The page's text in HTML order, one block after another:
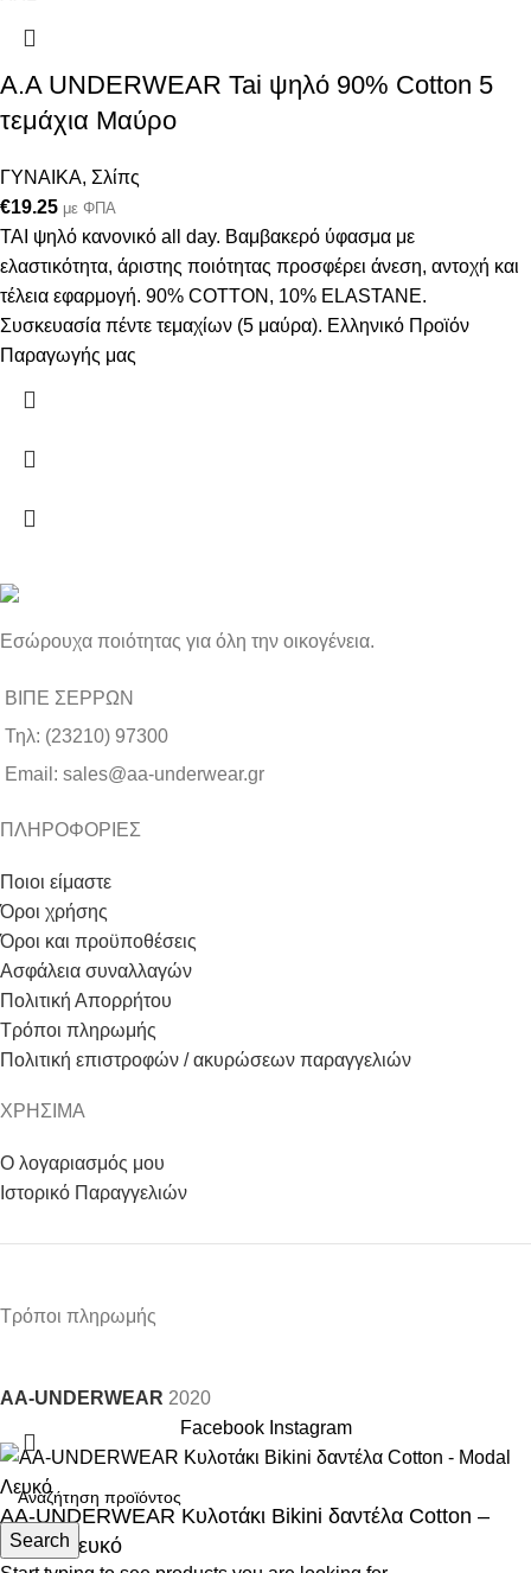
A.A UNDERWEAR Tai ψηλό 90% Cotton 5
τεμάχια Μαύρο
ΓΥΝΑΙΚΑ, Σλίπς
€19.25 με ΦΠΑ
ΤΑΙ ψηλό κανονικό all day. Βαμβακερό ύφασμα με
ελαστικότητα, άριστης ποιότητας προσφέρει άνεση, αντοχή και
τέλεια εφαρμογή. 90% COTTON, 10% ELASTANE.
Συσκευασία πέντε τεμαχίων (5 μαύρα). Ελληνικό Προϊόν
Παραγωγής μας
Εσώρουχα ποιότητας για όλη την οικογένεια.
ΒΙΠΕ ΣΕΡΡΩΝ
Τηλ: (23210) 97300
Email: sales@aa-underwear.gr
ΠΛΗΡΟΦΟΡΙΕΣ
Ποιοι είμαστε
Όροι χρήσης
Όροι και προϋποθέσεις
Ασφάλεια συναλλαγών
Πολιτική Απορρήτου
Τρόποι πληρωμής
Πολιτική επιστροφών / ακυρώσεων παραγγελιών
ΧΡΗΣΙΜΑ
Ο λογαριασμός μου
Ιστορικό Παραγγελιών
Τρόποι πληρωμής
AA-UNDERWEAR 2020
Search
Facebook Instagram
AA-UNDERWEAR Κυλοτάκι Bikini δαντέλα Cotton –
Modal Λευκό